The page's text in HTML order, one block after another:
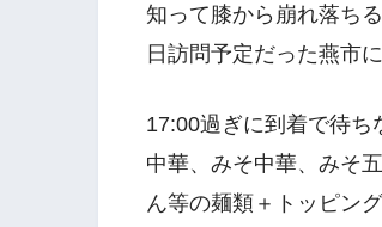
知って膝から崩れ落ち
日訪問予定だった燕市
17:00過ぎに到着で待ち
中華、みそ中華、みそ
ん等の麺類＋トッピン